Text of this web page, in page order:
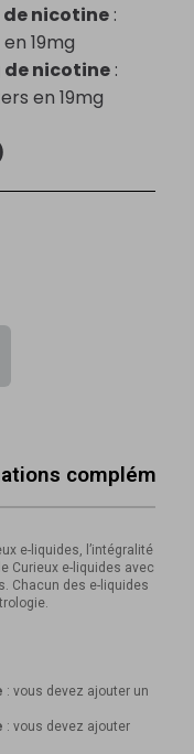
de nicotine :
19mg
de nicotine :
en 19mg
e-liquides, l’intégralité
Curieux e-liquides avec
Chacun des e-liquides
: vous devez ajouter un
: vous devez ajouter